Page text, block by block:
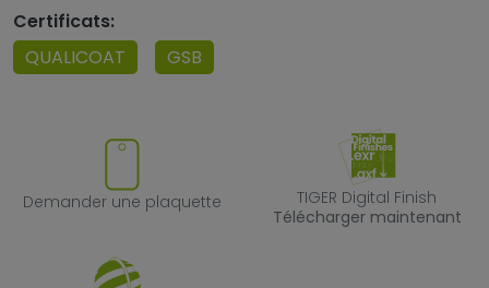
Certificats:
QUALICOAT
GSB
Demander une plaquette
Demander une plaquette
TIGER Digital
TIGER Digital Finish
Télécharger maintenant